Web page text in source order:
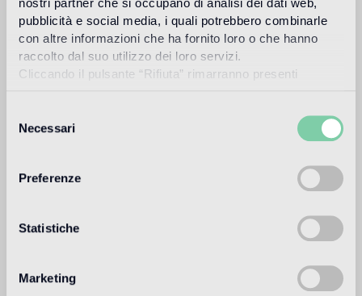
pubblicità e social media, i quali potrebbero combinarle
con altre informazioni che ha fornito loro o che hanno
raccolto dal suo utilizzo dei loro servizi.
Cliccando il pulsante “Rifiuta” rimarranno presenti
tecnici.
delNecessari
Preferenze
Statistiche
Marketing
Piscina e SPA
non adatto
Rivestimento interno
Rivestimento esterno